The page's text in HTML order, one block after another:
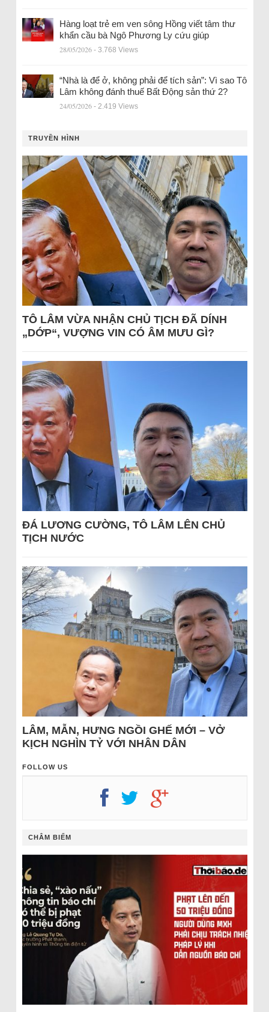
Hàng loạt trẻ em ven sông Hồng viết tâm thư
khẩn cầu bà Ngô Phương Ly cứu giúp
28/05/2026 - 3.768 Views
“Nhà là để ở, không phải để tích sản”: Vì sao Tô
Lâm không đánh thuế Bất Động sản thứ 2?
24/05/2026 - 2.419 Views
TRUYỀN HÌNH
TÔ LÂM VỪA NHẬN CHỦ TỊCH ĐÃ DÍNH
„DỚP“, VƯỢNG VIN CÓ ÂM MƯU GÌ?
ĐÁ LƯƠNG CƯỜNG, TÔ LÂM LÊN CHỦ
TỊCH NƯỚC
LÂM, MẪN, HƯNG NGỒI GHẾ MỚI – VỞ
KỊCH NGHÌN TỶ VỚI NHÂN DÂN
FOLLOW US
CHÂM BIẾM